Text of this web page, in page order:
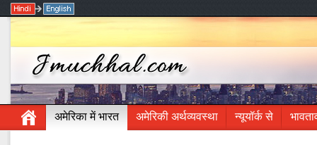
अमेरिका में भारत अमेरिकी अर्थव्यवस्था न्यूयॉर्क से